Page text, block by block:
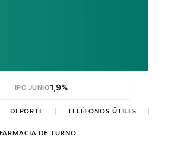
IPC JUNIO1,9%
DEPORTE TELÉFONOS ÚTILES
FARMACIA DE TURNO